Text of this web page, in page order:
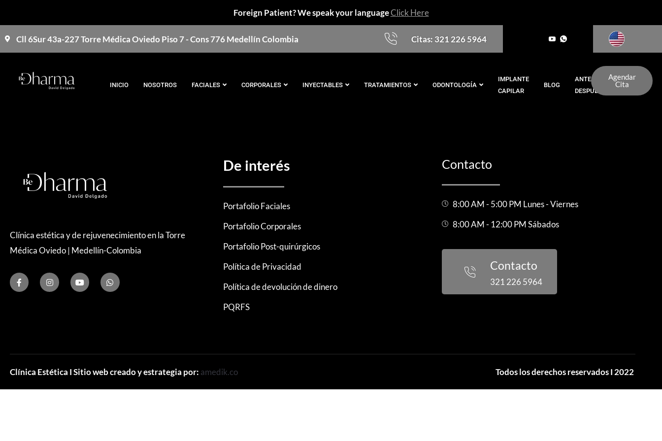
Foreign Patient? We speak your languageClick Here
Cll 6Sur 43a-227 Torre Médica Oviedo Piso 7 - Cons 776 Medellín Colombia Citas: 321 226 5964
INICIO NOSOTROS FACIALES CORPORALES INYECTABLES TRATAMIENTOS ODONTOLOGÍA
IMPLANTE
CAPILAR
BLOG
ANTES Y
DESPUÉS
Agendar
Cita
Clínica estética y de rejuvenecimiento en la Torre
Médica Oviedo | Medellín-Colombia
De interés
Portafolio Faciales
Portafolio Corporales
Portafolio Post-quirúrgicos
Política de Privacidad
Política de devolución de dinero
PQRFS
Contacto
8:00 AM - 5:00 PM Lunes - Viernes
8:00 AM - 12:00 PM Sábados
Contacto
321 226 5964
Clínica Estética I Sitio web creado y estrategia por: amedik.co Todos los derechos reservados I 2022